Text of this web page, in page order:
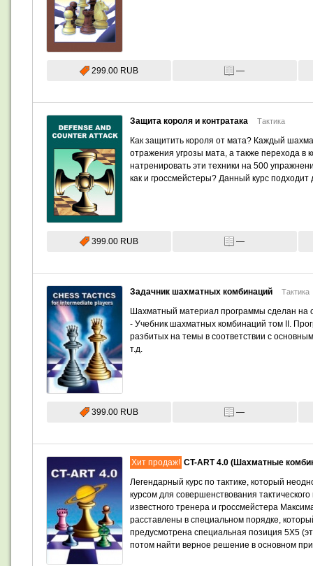
299.00 RUB —
Защита короля и контратака Тактика
Как защитить короля от мата? Каждый
отражения угрозы мата, а также перехода в
натренировать эти техники на 500
как и гроссмейстеры? Данный курс
399.00 RUB —
Задачник шахматных комбинаций Тактика
Шахматный материал программы сделан на
- Учебник шахматных комбинаций том II.
разбитых на темы в соответствии с
т.д.
399.00 RUB —
Хит продаж! CT-ART 4.0 (Шахматные
Легендарный курс по тактике, который
курсом для совершенствования
известного тренера и гроссмейстера
расставлены в специальном порядке,
предусмотрена специальная позиция 5X5
потом найти верное решение в основном